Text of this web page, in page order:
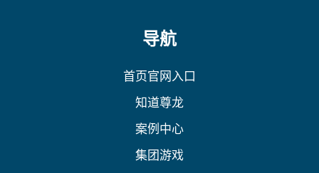
导航
首页官网入口
知道尊龙
案例中心
集团游戏